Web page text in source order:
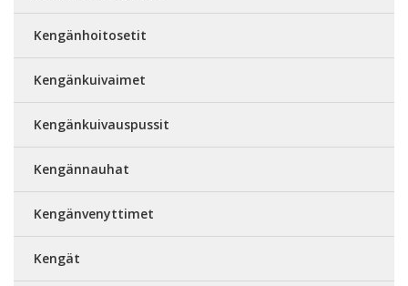
Kengänhoitosetit
Kengänkuivaimet
Kengänkuivauspussit
Kengännauhat
Kengänvenyttimet
Kengät